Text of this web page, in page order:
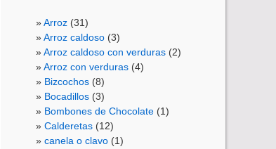
Arroz (31)
Arroz caldoso (3)
Arroz caldoso con verduras (2)
Arroz con verduras (4)
Bizcochos (8)
Bocadillos (3)
Bombones de Chocolate (1)
Calderetas (12)
canela o clavo (1)